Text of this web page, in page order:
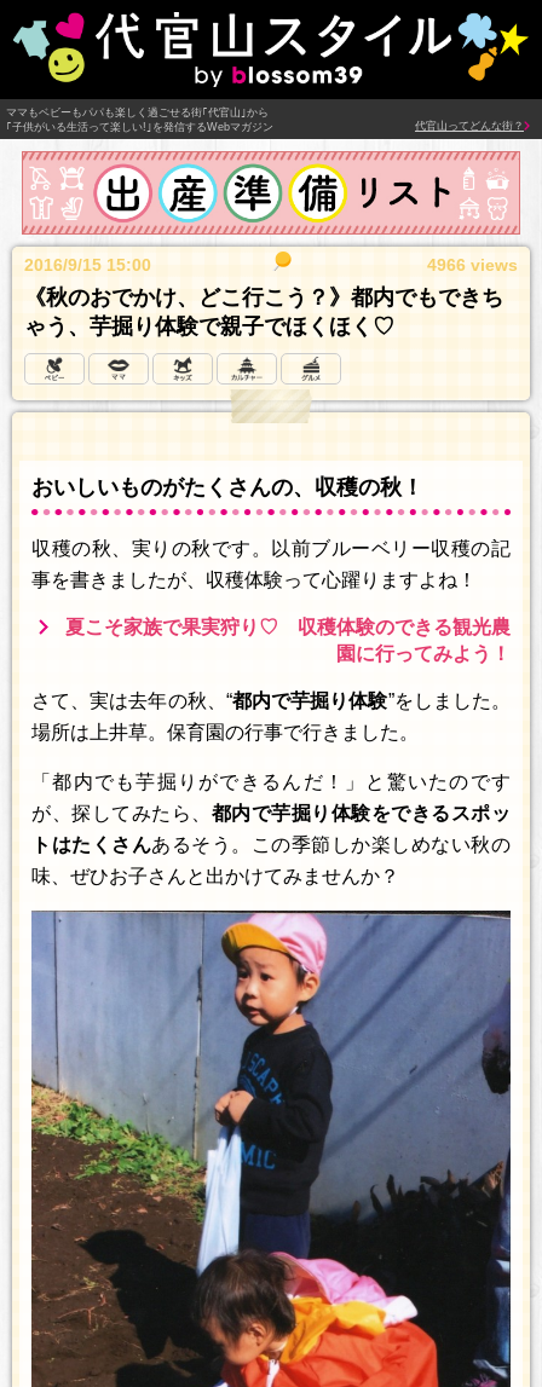
ママもベビーもパパも楽しく過ごせる街｢代官山｣から
｢子供がいる生活って楽しい!｣を発信するWebマガジン
代官山ってどんな街？
2016/9/15 15:00 4966 views
《秋のおでかけ、どこ行こう？》都内でもできち
ゃう、芋掘り体験で親子でほくほく♡
おいしいものがたくさんの、収穫の秋！
収穫の秋、実りの秋です。以前ブルーベリー収穫の記
事を書きましたが、収穫体験って心躍りますよね！
夏こそ家族で果実狩り♡ 収穫体験のできる観光農
園に行ってみよう！
さて、実は去年の秋、“都内で芋掘り体験”をしました。
場所は上井草。保育園の行事で行きました。
「都内でも芋掘りができるんだ！」と驚いたのです
が、探してみたら、 都内で芋掘り体験をできるスポッ
トはたくさんあるそう。この季節しか楽しめない秋の
味、ぜひお子さんと出かけてみませんか？